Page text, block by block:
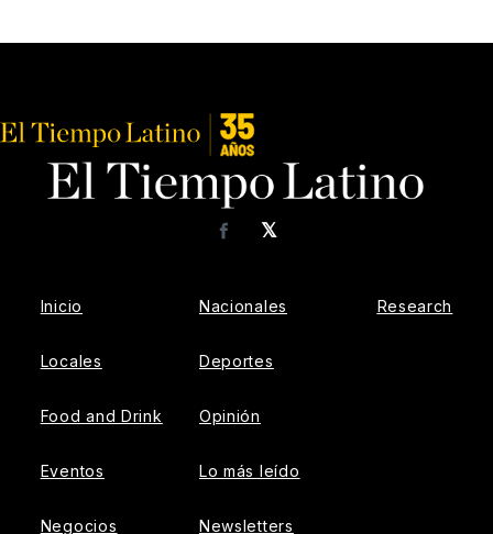
𝕏
Facebook
Inicio
Locales
Food and Drink
Eventos
Negocios
Nacionales
Deportes
Opinión
Lo más leído
Newsletters
Research